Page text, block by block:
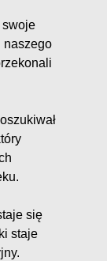
swoje
naszego
się
staje